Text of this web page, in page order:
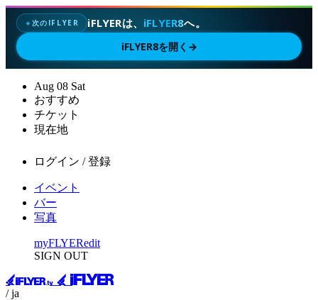
✦次のIFLYER iFLYERは、 iFLYER8へ。
iFLYER8を開く →
Aug 08 Sat
おすすめ
チケット
現在地
ログイン / 登録
イベント
バー
写真
myFLYERedit
SIGN OUT
/ ja